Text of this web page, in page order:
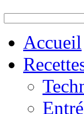
Accueil